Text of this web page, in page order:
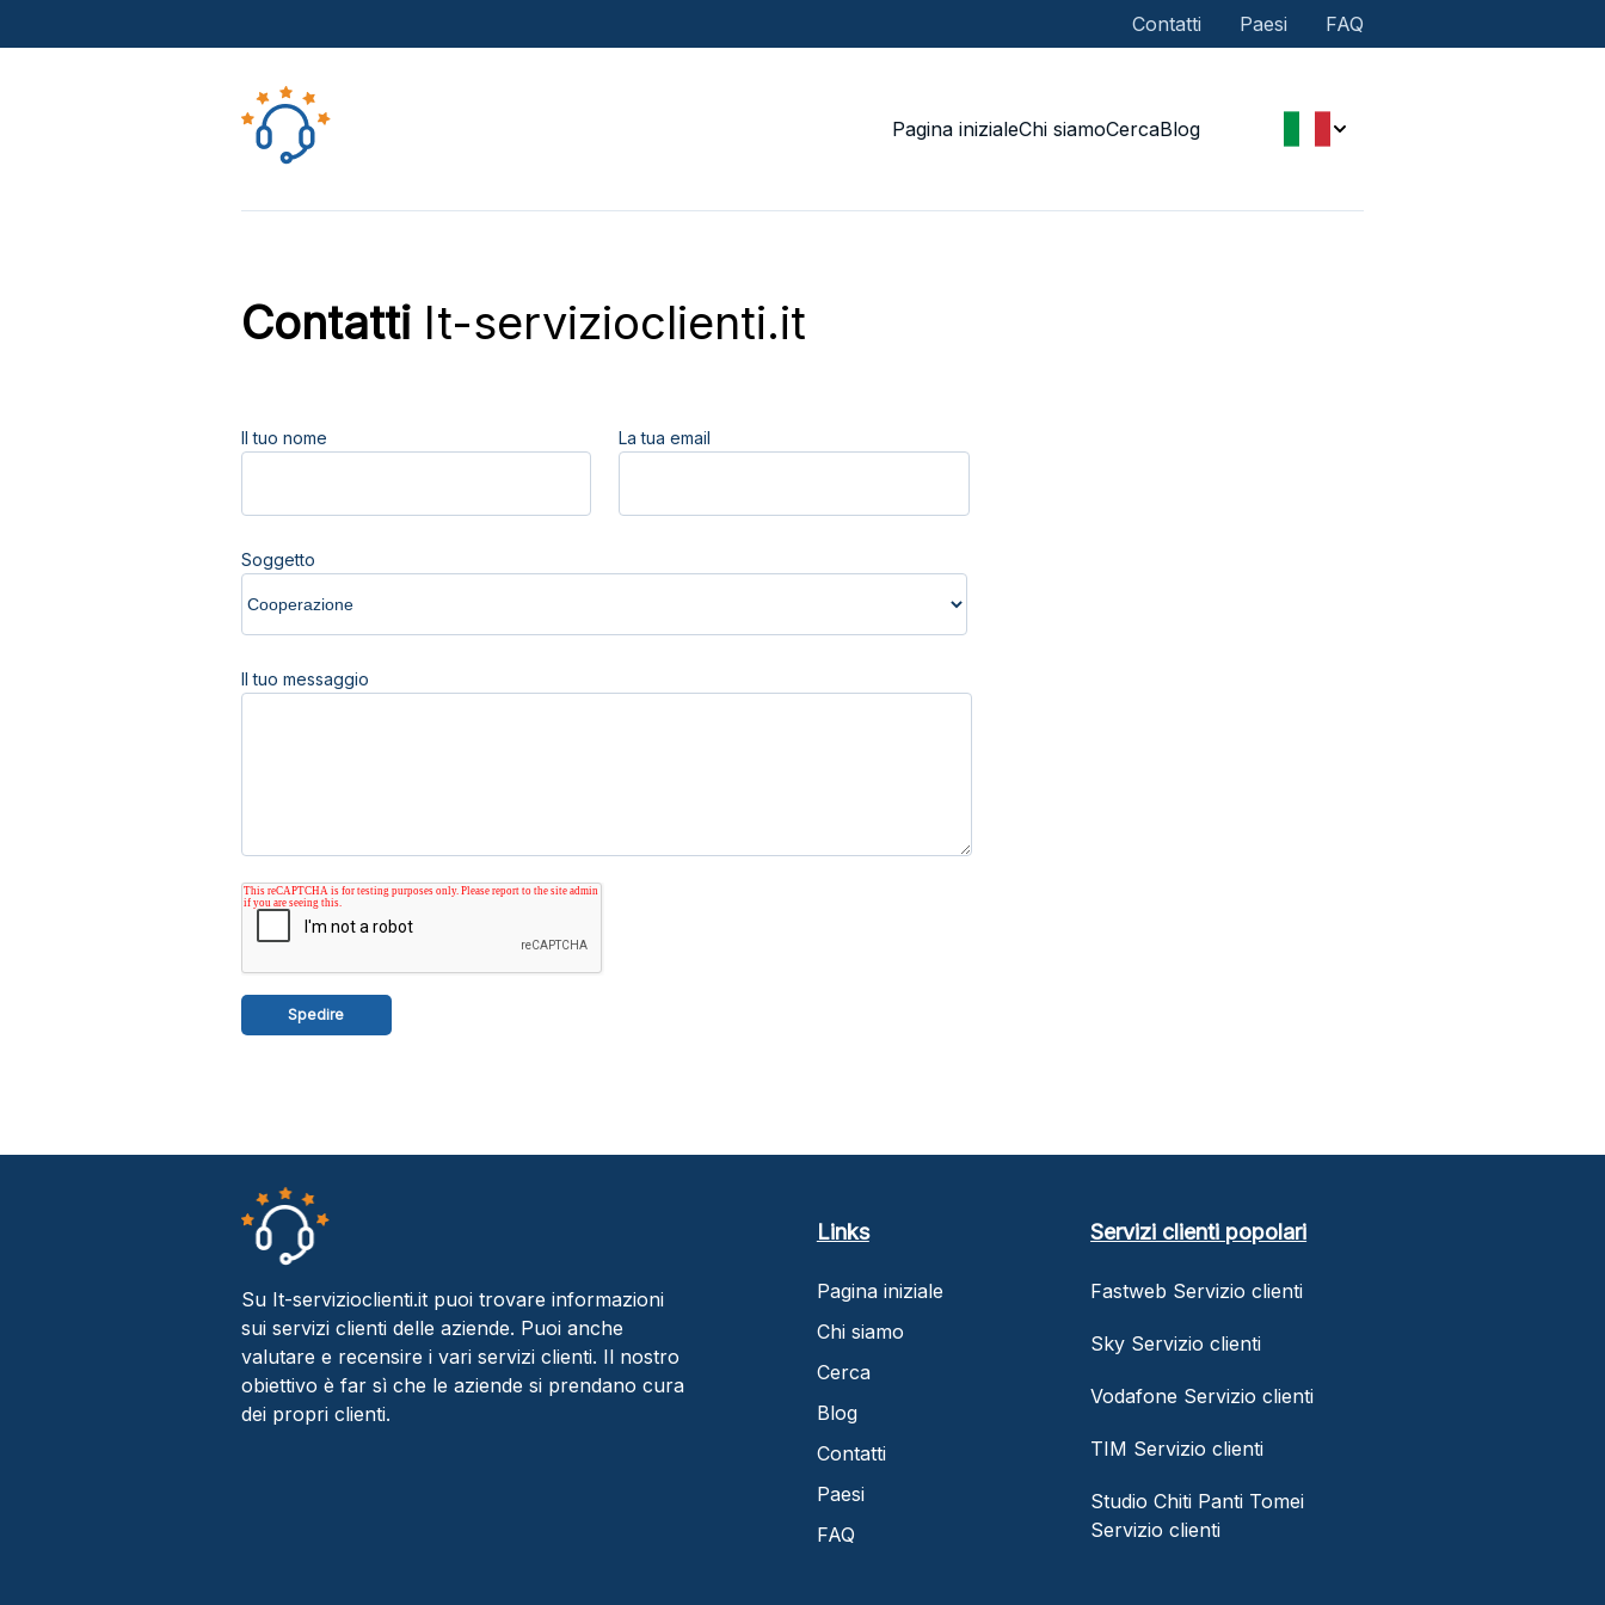
Contatti Paesi FAQ
Pagina inizialeChi siamoCercaBlog
Contatti It-servizioclienti.it
Il tuo nome La tua email
Soggetto
Il tuo messaggio
Su It-servizioclienti.it puoi trovare informazioni
sui servizi clienti delle aziende. Puoi anche
valutare e recensire i vari servizi clienti. Il nostro
obiettivo è far sì che le aziende si prendano cura
dei propri clienti.
Links
Pagina iniziale
Chi siamo
Cerca
Blog
Contatti
Paesi
FAQ
Servizi clienti popolari
Fastweb Servizio clienti
Sky Servizio clienti
Vodafone Servizio clienti
TIM Servizio clienti
Studio Chiti Panti Tomei
Servizio clienti